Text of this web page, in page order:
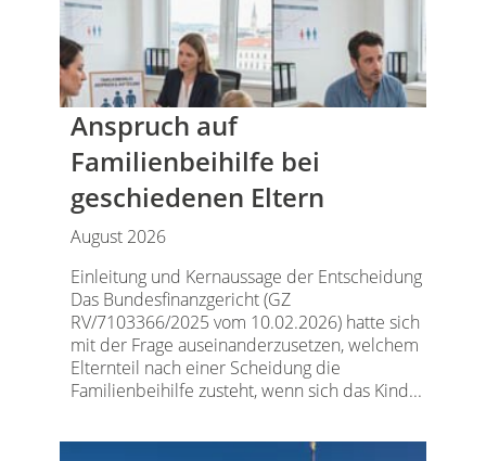
Anspruch auf
Familienbeihilfe bei
geschiedenen Eltern
August 2026
Einleitung und Kernaussage der Entscheidung
Das Bundesfinanzgericht (GZ
RV/7103366/2025 vom 10.02.2026) hatte sich
mit der Frage auseinanderzusetzen, welchem
Elternteil nach einer Scheidung die
Familienbeihilfe zusteht, wenn sich das Kind...